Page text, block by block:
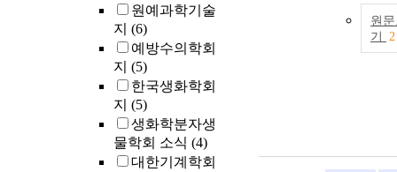
원예과학기술
지 (6)
예방수의학회
지 (5)
한국생화학회
지 (5)
생화학분자생
물학회 소식 (4)
대한기계학회
원
기
2